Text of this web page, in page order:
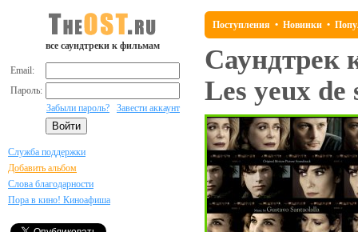
все саундтреки к фильмам
Email:
Пароль:
Забыли пароль?
Завести аккаунт
Служба поддержки
Добавить альбом
Слова благодарности
Пора в кино! Киноафиша
Поступления • Новинки •
Саундтрек
Les yeux de